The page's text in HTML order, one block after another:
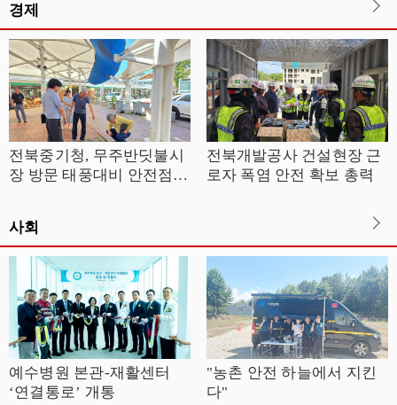
경제
전북중기청, 무주반딧불시
장 방문 태풍대비 안전점검
전북개발공사 건설현장 근
로자 폭염 안전 확보 총력
사회
예수병원 본관-재활센터
‘연결통로’ 개통
"농촌 안전 하늘에서 지킨
다"